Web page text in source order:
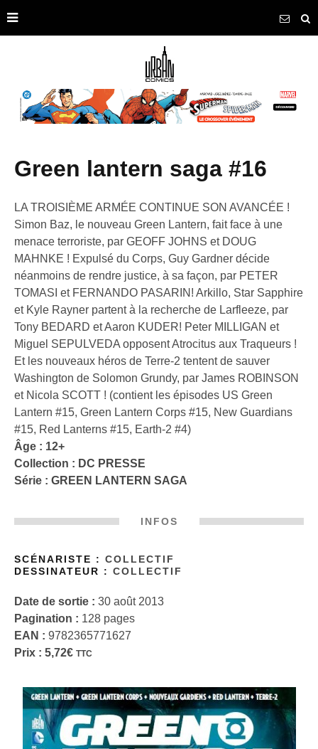
green lantern saga #16
LA TROISIÈME ARMÉE CONTINUE SON AVANCÉE !
Simon Baz, le nouveau Green Lantern, fait face à une
menace terroriste, par GEOFF JOHNS et DOUG
MAHNKE ! Expulsé du Corps, Guy Gardner décide
néanmoins de rendre justice, à sa façon, par PETER
TOMASI et FERNANDO PASARIN! Arkillo, Star Sapphire
et Kyle Rayner partent à la recherche de Larfleeze, par
Tony BEDARD et Aaron KUDER! Peter MILLIGAN et
Miguel SEPULVEDA opposent Atrocitus aux Traqueurs !
Et les nouveaux héros de Terre-2 tentent de sauver
Washington de Solomon Grundy, par James ROBINSON
et Nicola SCOTT ! (contient les épisodes US Green
Lantern #15, Green Lantern Corps #15, New Guardians
#15, Red Lanterns #15, Earth-2 #4)
Âge : 12+
Collection : DC PRESSE
Série : GREEN LANTERN SAGA
INFOS
SCÉNARISTE : COLLECTIF
DESSINATEUR : COLLECTIF
Date de sortie : 30 août 2013
Pagination : 128 pages
EAN : 9782365771627
Prix : 5,72€ TTC